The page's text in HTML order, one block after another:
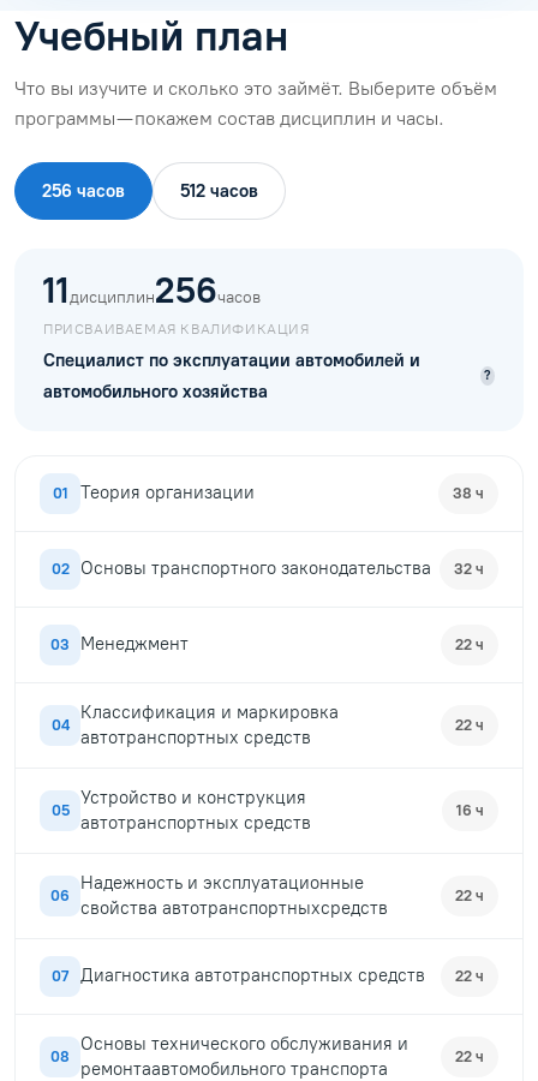
Учебный план
Что вы изучите и сколько это займёт. Выберите объём
программы — покажем состав дисциплин и часы.
256 часов 512 часов
11дисциплин256часов
ПРИСВАИВАЕМАЯ КВАЛИФИКАЦИЯ
Специалист по эксплуатации автомобилей и
автомобильного хозяйства
?
01 Теория организации 38 ч
02 Основы транспортного законодательства 32 ч
03 Менеджмент 22 ч
04
Классификация и маркировка
автотранспортных средств
22 ч
05
Устройство и конструкция
автотранспортных средств
16 ч
06
Надежность и эксплуатационные
свойства автотранспортныхсредств
22 ч
07 Диагностика автотранспортных средств 22 ч
08
Основы технического обслуживания и
ремонтаавтомобильного транспорта
22 ч